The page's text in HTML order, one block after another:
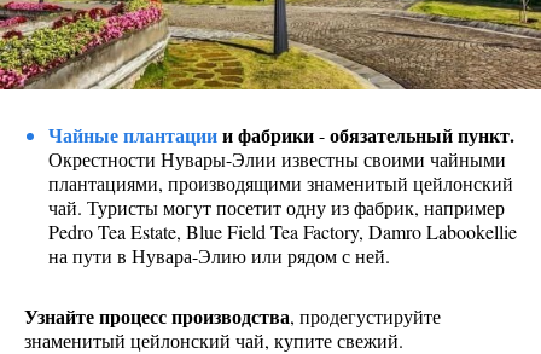
Чайные плантациии фабрики-обязательный пункт.
Окрестности Нувары-Элии известны своими чайными
плантациями, производящими знаменитый цейлонский
чай. Туристы могут посетит одну из фабрик, например
Pedro Tea Estate, Blue Field Tea Factory, Damro Labookellie
на пути в Нувара-Элию или рядом с ней.
Узнайте процесс производства, продегустируйте
знаменитый цейлонский чай, купите свежий.